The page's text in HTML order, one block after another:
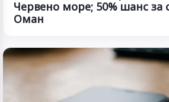
Червено море; 50% шанс за
Оман